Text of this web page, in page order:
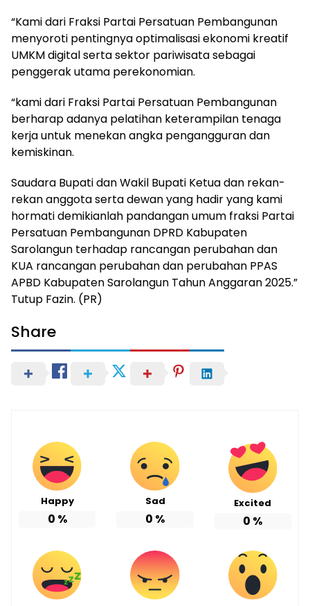
“Kami dari Fraksi Partai Persatuan Pembangunan
menyoroti pentingnya optimalisasi ekonomi kreatif
UMKM digital serta sektor pariwisata sebagai
penggerak utama perekonomian.
“kami dari Fraksi Partai Persatuan Pembangunan
berharap adanya pelatihan keterampilan tenaga
kerja untuk menekan angka pengangguran dan
kemiskinan.
Saudara Bupati dan Wakil Bupati Ketua dan rekan-
rekan anggota serta dewan yang hadir yang kami
hormati demikianlah pandangan umum fraksi Partai
Persatuan Pembangunan DPRD Kabupaten
Sarolangun terhadap rancangan perubahan dan
KUA rancangan perubahan dan perubahan PPAS
APBD Kabupaten Sarolangun Tahun Anggaran 2025.”
Tutup Fazin. (PR)
Share
Happy
0 %
Sad
0 %
Excited
0 %